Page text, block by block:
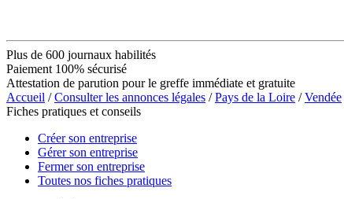
Plus de 600 journaux habilités
Paiement 100% sécurisé
Attestation de parution pour le greffe immédiate et gratuite
Accueil /Consulter les annonces légales /Pays de la Loire /Vendée
Fiches pratiques et conseils
Créer son entreprise
Gérer son entreprise
Fermer son entreprise
Toutes nos fiches pratiques